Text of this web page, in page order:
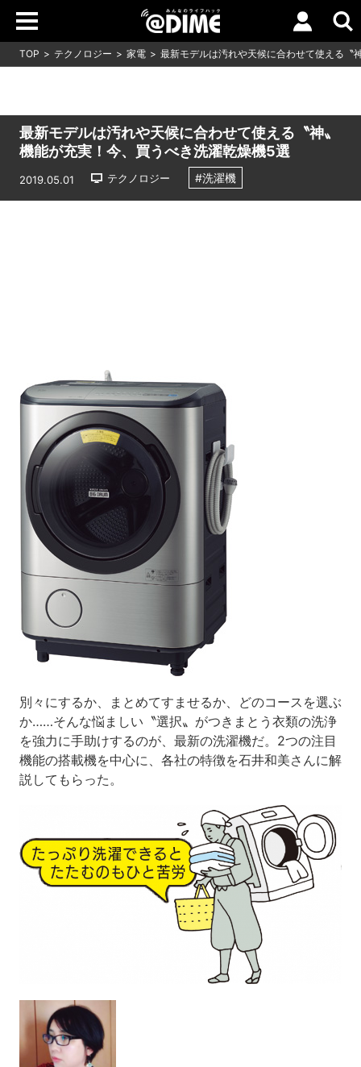
TOP テクノロジー 家電 最新モデルは汚れや天候に合わせて使える〝
最新モデルは汚れや天候に合わせて使える〝神〟
機能が充実！今、買うべき洗濯乾燥機5選
2019.05.01 テクノロジー #洗濯機
別々にするか、まとめてすませるか、どのコースを選ぶ
か……そんな悩ましい〝選択〟がつきまとう衣類の洗浄
を強力に手助けするのが、最新の洗濯機だ。2つの注目
機能の搭載機を中心に、各社の特徴を石井和美さんに解
説してもらった。